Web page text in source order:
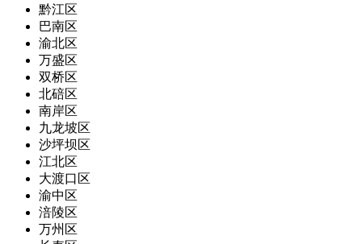
黔江区
巴南区
渝北区
万盛区
双桥区
北碚区
南岸区
九龙坡区
沙坪坝区
江北区
大渡口区
渝中区
涪陵区
万州区